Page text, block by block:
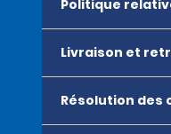
Politique
Livraison et
Résolution des